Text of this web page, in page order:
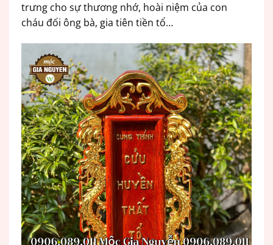
trưng cho sự thương nhớ, hoài niệm của con
cháu đối ông bà, gia tiên tiền tổ…